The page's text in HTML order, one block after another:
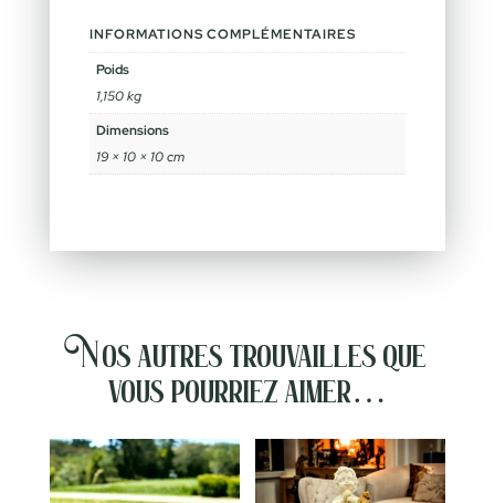
INFORMATIONS COMPLÉMENTAIRES
Poids
1,150 kg
Dimensions
19 × 10 × 10 cm
Nos autres trouvailles que
vous pourriez aimer…